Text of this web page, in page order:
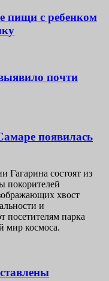
пищи с ребенком
почти
появилась
Гагарина состоят из
покорителей
хвост
и
посетителям парка
мир космоса.